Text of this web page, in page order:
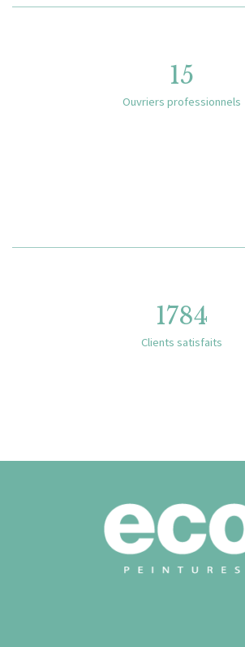
15
Ouvriers professionnels
1784
Clients satisfaits